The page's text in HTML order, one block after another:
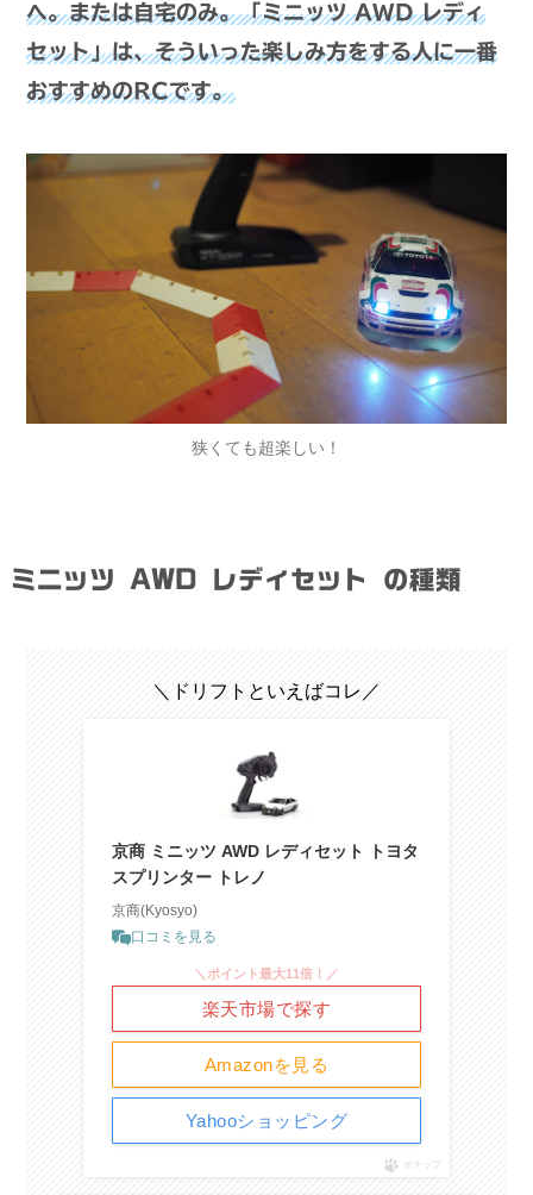
へ。または自宅のみ。「ミニッツ AWD レディ
セット」は、そういった楽しみ方をする人に一番
おすすめのRCです。
狭くても超楽しい！
ミニッツ AWD レディセット の種類
＼ドリフトといえばコレ／
京商 ミニッツ AWD レディセット トヨタ
スプリンター トレノ
京商(Kyosyo)
口コミを見る
Amazonを見る
＼ポイント最大11倍！／
楽天市場で探す
Yahooショッピング
ポチップ